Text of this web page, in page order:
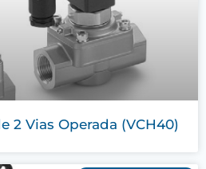
2 Vias Operada (VCH40)